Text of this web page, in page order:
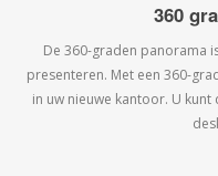
360
De 360-graden panorama
presenteren. Met een 360-
in uw nieuwe kantoor. U